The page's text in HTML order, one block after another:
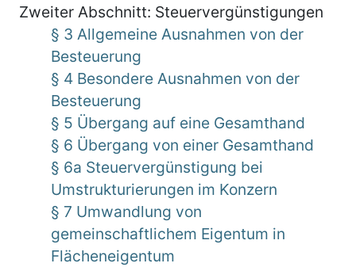
Zweiter Abschnitt: Steuervergünstigungen
§ 3 Allgemeine Ausnahmen von der
Besteuerung
§ 4 Besondere Ausnahmen von der
Besteuerung
§ 5 Übergang auf eine Gesamthand
§ 6 Übergang von einer Gesamthand
§ 6a Steuervergünstigung bei
Umstrukturierungen im Konzern
§ 7 Umwandlung von
gemeinschaftlichem Eigentum in
Flächeneigentum